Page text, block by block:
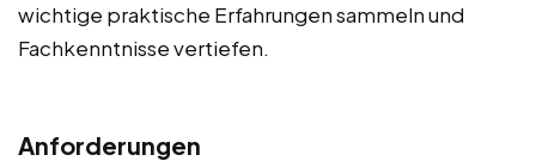
wichtige praktische Erfahrungen sammeln und
Fachkenntnisse vertiefen.
Anforderungen